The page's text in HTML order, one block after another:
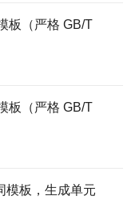
板（严格 GB/T
板（严格 GB/T
模板，生成单元